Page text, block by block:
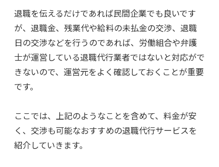
退職を伝えるだけであれば民間企業でも良いです
が、退職金、残業代や給料の未払金の交渉、退職
日の交渉などを行うのであれば、労働組合や弁護
士が運営している退職代行業者ではないと対応がで
きないので、運営元をよく確認しておくことが重要
です。
ここでは、上記のようなことを含めて、料金が安
く、交渉も可能なおすすめの退職代行サービスを
紹介していきます。